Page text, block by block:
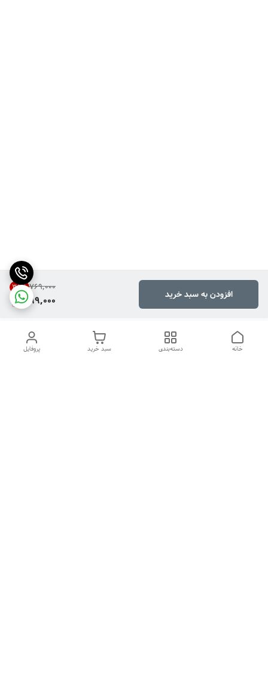
۷۶۹٬۰۰۰ 35%
499,000 افزودن به سبد خرید
پروفایل سبد خرید دسته‌بندی خانه